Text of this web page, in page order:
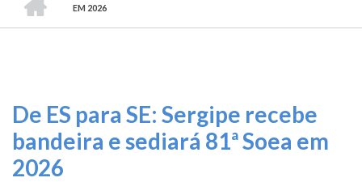
O
que
Informe-
se
TRILHA
DE
EM 2026
De ES para SE: Sergipe recebe
bandeira e sediará 81ª Soea em
2026